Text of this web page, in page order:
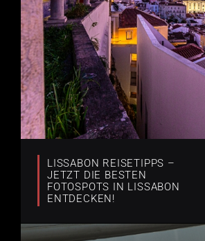
LISSABON REISETIPPS –
JETZT DIE BESTEN
FOTOSPOTS IN LISSABON
ENTDECKEN!